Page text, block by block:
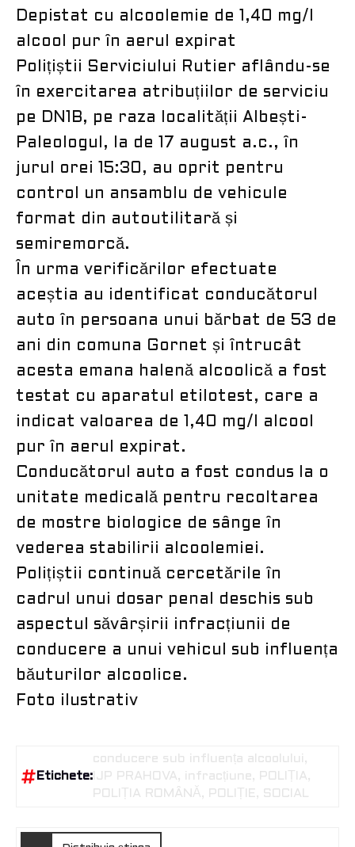
Depistat cu alcoolemie de 1,40 mg/l
alcool pur în aerul expirat
Polițiștii Serviciului Rutier aflându-se
în exercitarea atribuțiilor de serviciu
pe DN1B, pe raza localității Albești-
Paleologul, la de 17 august a.c., în
jurul orei 15:30, au oprit pentru
control un ansamblu de vehicule
format din autoutilitară și
semiremorcă.
În urma verificărilor efectuate
aceștia au identificat conducătorul
auto în persoana unui bărbat de 53 de
ani din comuna Gornet și întrucât
acesta emana halenă alcoolică a fost
testat cu aparatul etilotest, care a
indicat valoarea de 1,40 mg/l alcool
pur în aerul expirat.
Conducătorul auto a fost condus la o
unitate medicală pentru recoltarea
de mostre biologice de sânge în
vederea stabilirii alcoolemiei.
Polițiștii continuă cercetările în
cadrul unui dosar penal deschis sub
aspectul săvârșirii infracțiunii de
conducere a unui vehicul sub influența
băuturilor alcoolice.
Foto ilustrativ
Etichete:
conducere sub influența alcoolului
IJP PRAHOVA
infracțiune
POLIȚIA
POLIȚIA ROMÂNĂ
POLIȚIE SOCIAL